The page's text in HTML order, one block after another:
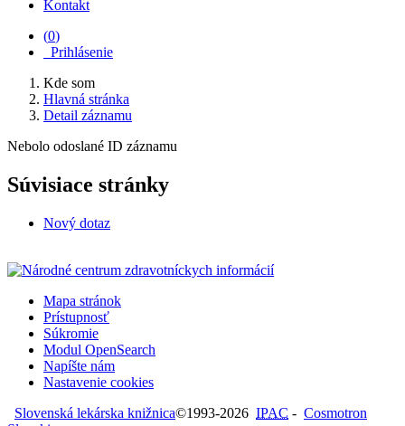
Kontakt
(0)
Prihlásenie
Kde som
Hlavná stránka
Detail záznamu
Nebolo odoslané ID záznamu
Súvisiace stránky
Nový dotaz
Mapa stránok
Prístupnosť
Súkromie
Modul OpenSearch
Napíšte nám
Nastavenie cookies
Slovenská lekárska knižnica©1993-2026 IPAC - Cosmotron